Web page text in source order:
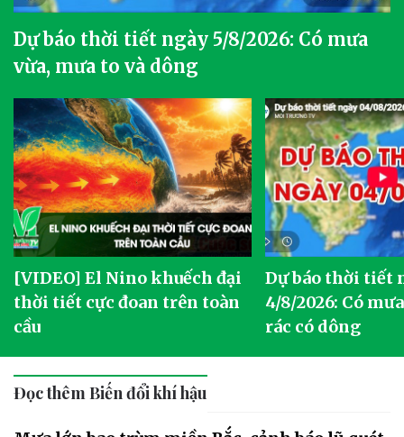
Dự báo thời tiết ngày 5/8/2026: Có mưa
vừa, mưa to và dông
[VIDEO] El Nino khuếch đại
thời tiết cực đoan trên toàn
cầu
Dự báo thời tiết
4/8/2026: Có
rác có dông
Đọc thêm Biến đổi khí hậu